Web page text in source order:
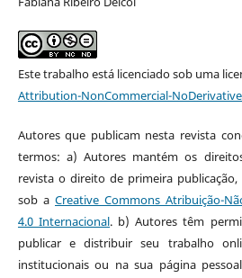
Este trabalho está licenciado sob uma
Attribution-NonCommercial-
Autores que publicam nesta revista
termos: a) Autores mantém os
revista o direito de primeira
sob a Creative Commons Atribuição-
4.0 Internacional. b) Autores têm
publicar e distribuir seu trabalho
institucionais ou na sua página